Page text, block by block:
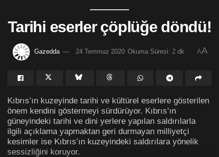
Tarihi eserler çöplüğe döndü!
Gazedda 24 Temmuz 2020 Okuma Süresi: 2 dk AA
Kıbrıs’ın kuzeyinde tarihi ve kültürel eserlere gösterilen
önem kendini göstermeyi sürdürüyor. Kıbrıs’ın
güneyindeki tarihi ve dini yerlere yapılan saldırılarla
ilgili açıklama yapmaktan geri durmayan milliyetçi
kesimler ise Kıbrıs’ın kuzeyindeki saldırılara yönelik
sessizliğini koruyor.